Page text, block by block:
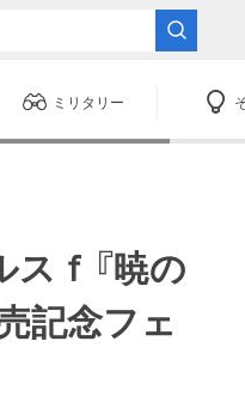
ミリタリー
スｆ『暁の
記念フェ